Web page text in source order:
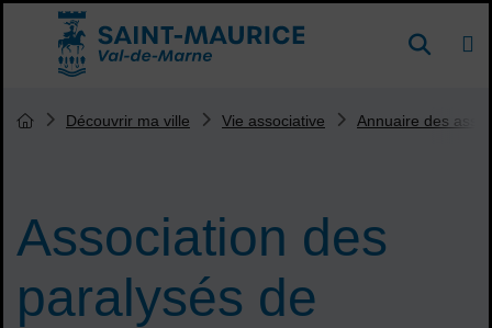
Menu de raccourcis
Accueil ville de Saint-Maurice DE
Association des
paralysés de
Vous êtes ici :
Page d'accueil du site
Découvrir ma ville Vie associative Annuaire des